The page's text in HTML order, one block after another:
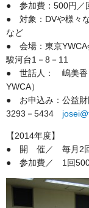
● 参加費：500円／
● 対象：DVや様々な
など
● 会場：東京YWCA
駿河台1－8－11
● 世話人： 嶋美香
YWCA）
● お申込み：公益
3293－5434
【2014年度】
● 開 催／ 毎月2回
● 参加費／ 1回